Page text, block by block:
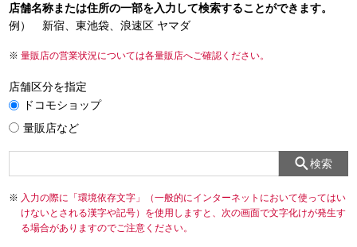
店舗名称または住所の一部を入力して検索することができます。
例） 新宿、東池袋、浪速区 ヤマダ
量販店の営業状況については各量販店へご確認ください。
店舗区分を指定
ドコモショップ
量販店など
検索
入力の際に「環境依存文字」（一般的にインターネットにおいて使ってはい
けないとされる漢字や記号）を使用しますと、次の画面で文字化けが発生す
る場合がありますのでご注意ください。